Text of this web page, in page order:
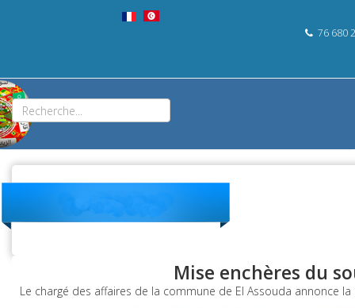
76 680
Mise enchères du
Le chargé des affaires de la commune de El Assouda annonce